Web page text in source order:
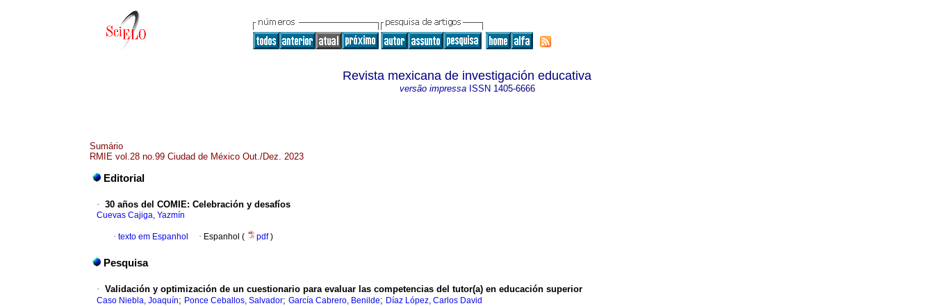
Revista mexicana de investigación educativa
versão impressaISSN 1405-6666
Sumário
RMIE vol.28 no.99 Ciudad de México Out./Dez. 2023
Editorial
· 30 años del COMIE: Celebración y desafíos
Cuevas Cajiga, Yazmín
· texto em Espanhol · Espanhol ( pdf)
Pesquisa
· Validación y optimización de un cuestionario para evaluar las competencias del tutor(a) en educación superior
Caso Niebla, Joaquín; Ponce Ceballos, Salvador; García Cabrero, Benilde; Díaz López, Carlos David